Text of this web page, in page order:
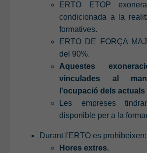
ERTO ETOP
condicionada a la
formatives.
ERTO DE FORÇA
del 90%.
Aquestes
vinculades al
l'ocupació dels actuals
Les empreses
disponible per a la
Durant l'ERTO es prohibeixen:
Hores extres.